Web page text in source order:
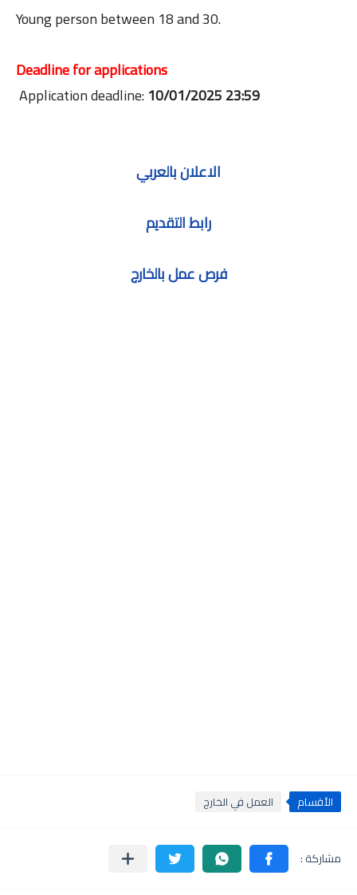
Young person between 18 and 30.
Deadline for applications
Application deadline:10/01/2025 23:59
الاعلان بالعربي
رابط التقديم
فرص عمل بالخارج
الأقسام العمل في الخارج